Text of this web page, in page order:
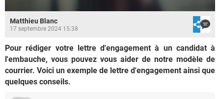
Matthieu Blanc
17 septembre 2024 15:38
Pour rédiger votre lettre d'engagement à un candidat à
l'embauche, vous pouvez vous aider de notre modèle de
courrier. Voici un exemple de lettre d'engagement ainsi que
quelques conseils.